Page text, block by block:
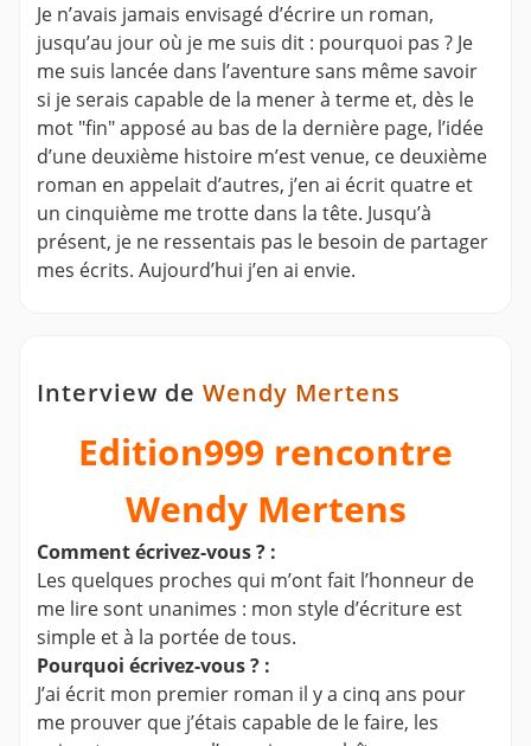
Je n’avais jamais envisagé d’écrire un roman,
jusqu’au jour où je me suis dit : pourquoi pas ? Je
me suis lancée dans l’aventure sans même savoir
si je serais capable de la mener à terme et, dès le
mot "fin" apposé au bas de la dernière page, l’idée
d’une deuxième histoire m’est venue, ce deuxième
roman en appelait d’autres, j’en ai écrit quatre et
un cinquième me trotte dans la tête. Jusqu’à
présent, je ne ressentais pas le besoin de partager
mes écrits. Aujourd’hui j’en ai envie.
Interview de Wendy Mertens
Edition999 rencontre
Wendy Mertens
Comment écrivez-vous ? :
Les quelques proches qui m’ont fait l’honneur de
me lire sont unanimes : mon style d’écriture est
simple et à la portée de tous.
Pourquoi écrivez-vous ? :
J’ai écrit mon premier roman il y a cinq ans pour
me prouver que j’étais capable de le faire, les